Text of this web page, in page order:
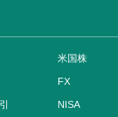
米国株
FX
NISA